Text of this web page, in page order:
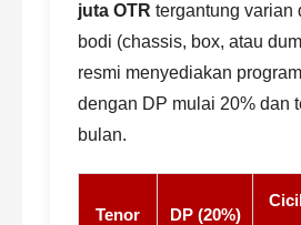
juta OTR tergantung varian
bodi (chassis, box, atau
resmi menyediakan
dengan DP mulai 20% dan
bulan.
Tenor DP (20%)